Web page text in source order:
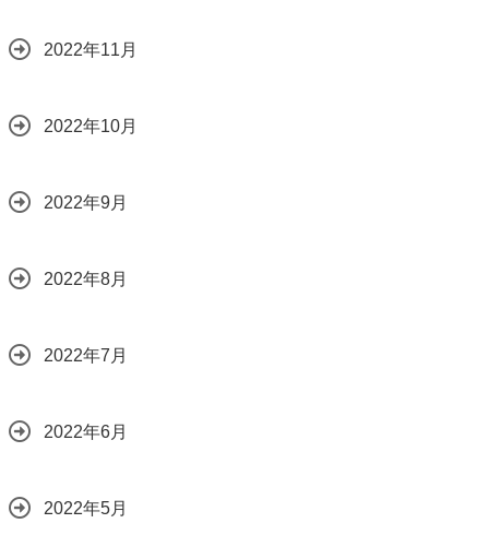
2022年11月
2022年10月
2022年9月
2022年8月
2022年7月
2022年6月
2022年5月